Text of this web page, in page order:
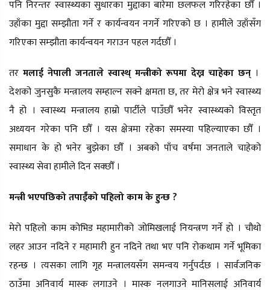
पनि निरन्तर स्वास्थ्यका सुधारका मुद्दाका बारेमा छलफल गरिरहेका छौँ ।
उहाँका मुद्दा सम्झौता गर्ने र कार्यन्वयन नगर्ने गरिएको छ । हामीले उहाँसँग
गरिएका सम्झौता कार्यन्वयन गराउन पहल गर्दछौँ ।
तर मलाई नेपाली जनताले स्वास्थ् मन्त्रीको रूपमा देख्न चाहेका छन् ।
देशको जुनसुकै मन्त्रालय सम्हाल्न सक्ने क्षमता छ, तर मेरो क्षेत्र भने स्वास्थ्य
नै हो । स्वास्थ्य मन्त्रालय हाम्रो पार्टीले पाउँछौँ भनेर स्वास्थ्यको विस्तृत
अध्ययन गरेका पनि छौँ । यस क्षेत्रमा रहेका समस्या पहिल्याएका छौँ ।
समाधान के हो भनेर बुझेका छौँ । अबको पाँच वर्षमा जनताले चाहेको
स्वास्थ्य सेवा हामीले दिन सक्छौँ ।
मन्त्री भएपछिको तपाईँको पहिलो काम के हुन्छ ?
मेरो पहिलो काम कोभिड महामारीको जोमिखलाई नियन्त्रण गर्ने हो । चौथो
लहर आउन नदिने र महामारी हुन नदिने तथा भए पनि रोकथाम गर्ने भूमिका
रहन्छ । त्यसका लागि गृह मन्त्रालयसँग समन्वय गर्नुपर्दछ । सार्वजनिक
ठाउँमा अनिवार्य मास्क लगाउने । मास्क नलगाउने मानिसलाई अनिवार्य